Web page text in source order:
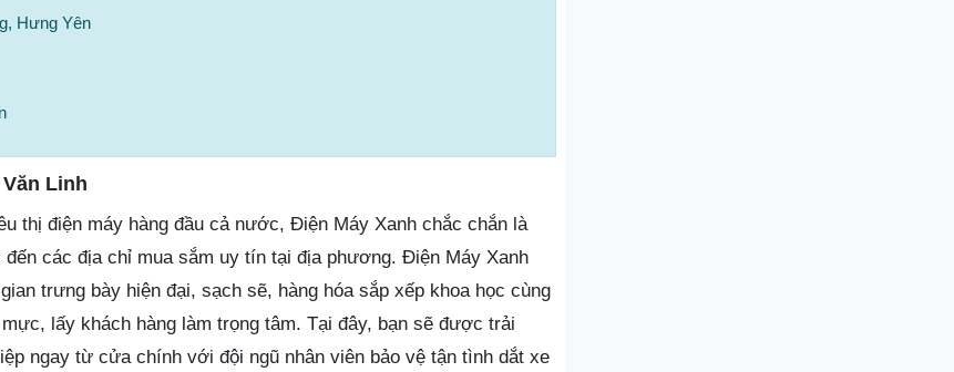
Hưng Yên
Linh
thị điện máy hàng đầu cả nước, Điện Máy Xanh chắc chắn là
các địa chỉ mua sắm uy tín tại địa phương. Điện Máy Xanh
trưng bày hiện đại, sạch sẽ, hàng hóa sắp xếp khoa học cùng
lấy khách hàng làm trọng tâm. Tại đây, bạn sẽ được trải
ngay từ cửa chính với đội ngũ nhân viên bảo vệ tận tình dắt xe